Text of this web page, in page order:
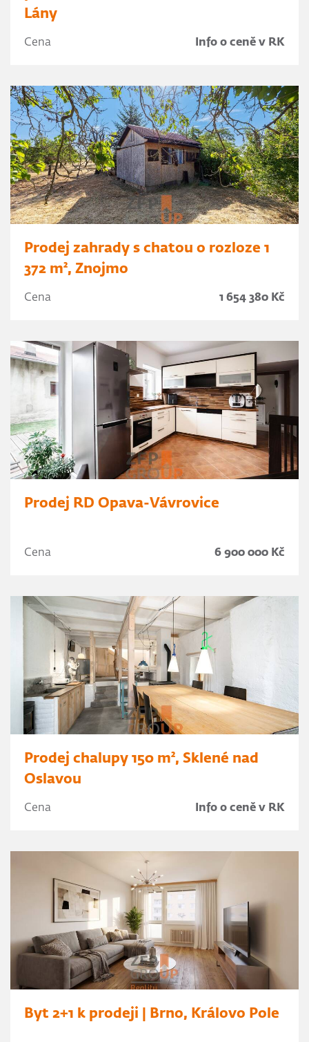
Lány
Cena Info o ceně v RK
Prodej zahrady s chatou o rozloze 1
372 m², Znojmo
Cena 1 654 380 Kč
Prodej RD Opava-Vávrovice
Cena 6 900 000 Kč
Prodej chalupy 150 m², Sklené nad
Oslavou
Cena Info o ceně v RK
Byt 2+1 k prodeji | Brno, Královo Pole